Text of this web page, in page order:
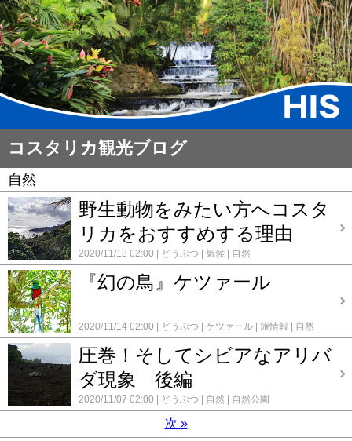
コスタリカ観光ブログ
自然
野生動物をみたい方へコスタ
リカをおすすめする理由
2020/11/18 02:00 どうぶつ 気候 自然
『幻の鳥』ケツァール
2020/11/14 02:00 どうぶつ ケツァール 旅情報 自然
圧巻！そしてシビアなアリバ
ダ現象 後編
2020/11/07 02:00 どうぶつ 自然 自然公園
次 »